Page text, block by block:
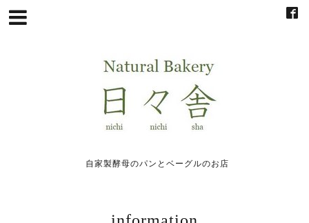
自家製酵母のパンとベーグルのお店